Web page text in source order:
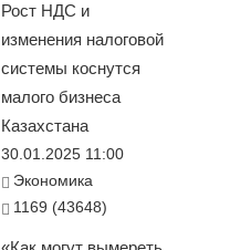
Рост НДС и
изменения налоговой
системы коснутся
малого бизнеса
Казахстана
30.01.2025 11:00
Экономика
1169 (43648)